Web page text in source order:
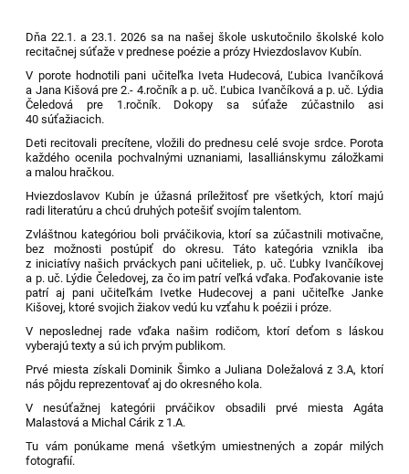
Dňa 22.1. a 23.1. 2026 sa na našej škole uskutočnilo školské kolo
recitačnej súťaže v prednese poézie a prózy Hviezdoslavov Kubín.
V porote hodnotili pani učiteľka Iveta Hudecová, Ľubica Ivančíková
a Jana Kišová pre 2.- 4.ročník a p. uč. Ľubica Ivančíková a p. uč. Lýdia
Čeledová pre 1.ročník. Dokopy sa súťaže zúčastnilo asi
40 súťažiacich.
Deti recitovali precítene, vložili do prednesu celé svoje srdce. Porota
každého ocenila pochvalnými uznaniami, lasalliánskymu záložkami
a malou hračkou.
Hviezdoslavov Kubín je úžasná príležitosť pre všetkých, ktorí majú
radi literatúru a chcú druhých potešiť svojím talentom.
Zvláštnou kategóriou boli prváčikovia, ktorí sa zúčastnili motivačne,
bez možnosti postúpiť do okresu. Táto kategória vznikla iba
z iniciatívy našich prváckych pani učiteliek, p. uč. Ľubky Ivančíkovej
a p. uč. Lýdie Čeledovej, za čo im patrí veľká vďaka. Poďakovanie iste
patrí aj pani učiteľkám Ivetke Hudecovej a pani učiteľke Janke
Kišovej, ktoré svojich žiakov vedú ku vzťahu k poézii i próze.
V neposlednej rade vďaka našim rodičom, ktorí deťom s láskou
vyberajú texty a sú ich prvým publikom.
Prvé miesta získali Dominik Šimko a Juliana Doležalová z 3.A, ktorí
nás pôjdu reprezentovať aj do okresného kola.
V nesúťažnej kategórii prváčikov obsadili prvé miesta Agáta
Malastová a Michal Cárik z 1.A.
Tu vám ponúkame mená všetkým umiestnených a zopár milých
fotografií.